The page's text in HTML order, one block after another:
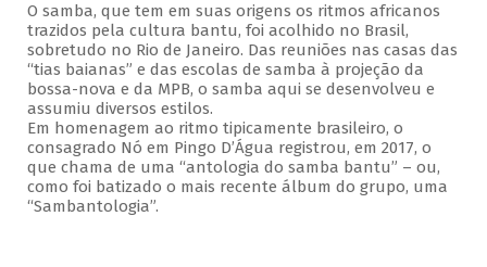
O samba, que tem em suas origens os ritmos africanos
trazidos pela cultura bantu, foi acolhido no Brasil,
sobretudo no Rio de Janeiro. Das reuniões nas casas das
“tias baianas” e das escolas de samba à projeção da
bossa-nova e da MPB, o samba aqui se desenvolveu e
assumiu diversos estilos.
Em homenagem ao ritmo tipicamente brasileiro, o
consagrado Nó em Pingo D’Água registrou, em 2017, o
que chama de uma “antologia do samba bantu” – ou,
como foi batizado o mais recente álbum do grupo, uma
“Sambantologia”.